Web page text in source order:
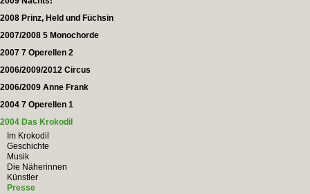
2008 Prinz, Held und Füchsin
2007/2008 5 Monochorde
2007 7 Operellen 2
2006/2009/2012 Circus
2006/2009 Anne Frank
2004 7 Operellen 1
2004 Das Krokodil
Im Krokodil
Geschichte
Musik
Die Näherinnen
Künstler
Presse